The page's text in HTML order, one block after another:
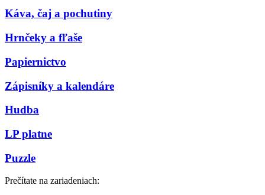
Káva, čaj a pochutiny
Hrnčeky a fľaše
Papiernictvo
Zápisníky a kalendáre
Hudba
LP platne
Puzzle
Prečítate na zariadeniach: